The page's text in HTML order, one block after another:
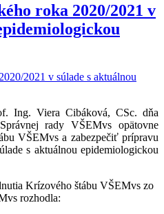
roka 2020/2021 v
Ing. Viera Cibáková, CSc. dňa
rady VŠEMvs opätovne
VŠEMvs a zabezpečiť prípravu
s aktuálnou epidemiologickou
Krízového štábu VŠEMvs zo
rozhodla: